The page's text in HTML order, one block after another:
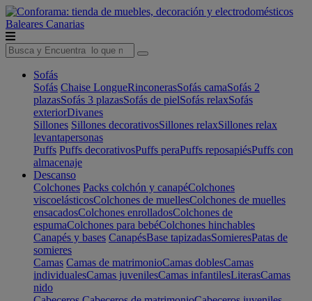
Baleares Canarias
Sofás
Sofás Chaise LongueRinconerasSofás camaSofás 2
plazasSofás 3 plazasSofás de pielSofás relaxSofás
exteriorDivanes
Sillones Sillones decorativosSillones relaxSillones relax
levantapersonas
Puffs Puffs decorativosPuffs peraPuffs reposapiésPuffs con
almacenaje
Descanso
Colchones Packs colchón y canapéColchones
viscoelásticosColchones de muellesColchones de muelles
ensacadosColchones enrolladosColchones de
espumaColchones para bebéColchones hinchables
Canapés y bases CanapésBase tapizadasSomieresPatas de
somieres
Camas Camas de matrimonioCamas doblesCamas
individualesCamas juvenilesCamas infantilesLiterasCamas
nido